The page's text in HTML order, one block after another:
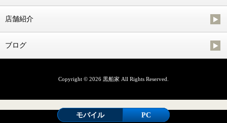
店舗紹介
ブログ
Copyright © 2026 黒船家 All Rights Reserved.
モバイル PC